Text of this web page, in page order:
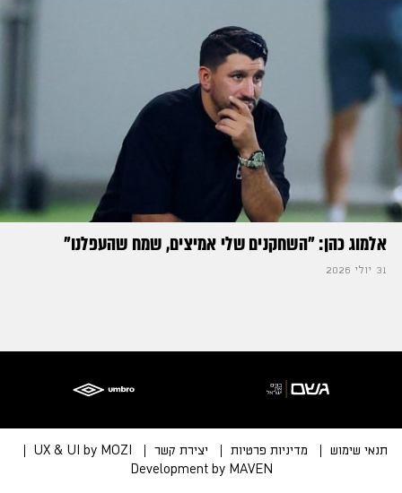
אלמוג כהן: "השחקנים שלי אמיצים, שמח שהעפלנו"
31 יולי 2026
תנאי שימוש מדיניות פרטיות יצירת קשר
UX & UI by MOZI
Development by MAVEN